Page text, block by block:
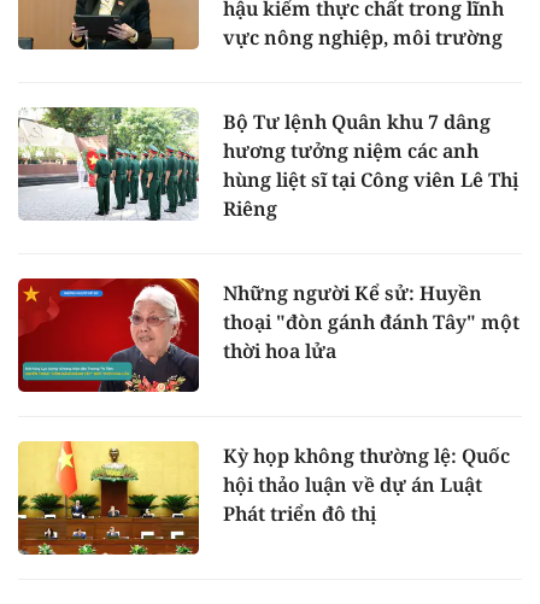
hậu kiểm thực chất trong lĩnh
vực nông nghiệp, môi trường
Bộ Tư lệnh Quân khu 7 dâng
hương tưởng niệm các anh
hùng liệt sĩ tại Công viên Lê Thị
Riêng
Những người Kể sử: Huyền
thoại "đòn gánh đánh Tây" một
thời hoa lửa
Kỳ họp không thường lệ: Quốc
hội thảo luận về dự án Luật
Phát triển đô thị